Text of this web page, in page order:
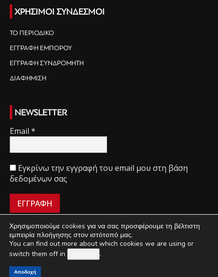
ΧΡΗΣΙΜΟΙ ΣΥΝΔΕΣΜΟΙ
ΤΟ ΠΕΡΙΟΔΙΚΟ
ΕΓΓΡΑΦΗ ΕΜΠΟΡΟΥ
ΕΓΓΡΑΦΗ ΣΥΝΔΡΟΜΗΤΗ
ΔΙΑΦΗΜΙΣΗ
NEWSLETTER
Email *
Εγκρίνω την εγγραφή του email μου στη βάση
δεδομένων σας
ΠΟΙΟΙ ΕΙΜΑΣΤΕ ΟΡΟΙ ΧΡΗΣΗΣ
ΔΙΑΧΕΙΡΙΣΗ ΑΠΟΡΡΗΤΟΥ
ΔΙΑΦΗΜΙΣΗ
©
Χρησιμοποιούμε cookies για να σας προσφέρουμε τη βέλτιστη
εμπειρία πλοήγησης στον ιστότοπό μας.
You can find out more about which cookies we are using or
switch them off in
.
Αποδοχή